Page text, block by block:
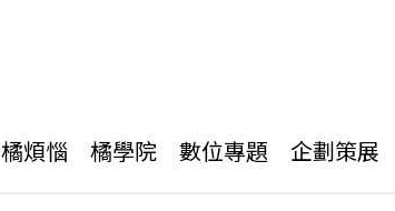
橘煩惱 橘學院 數位專題 企劃策展